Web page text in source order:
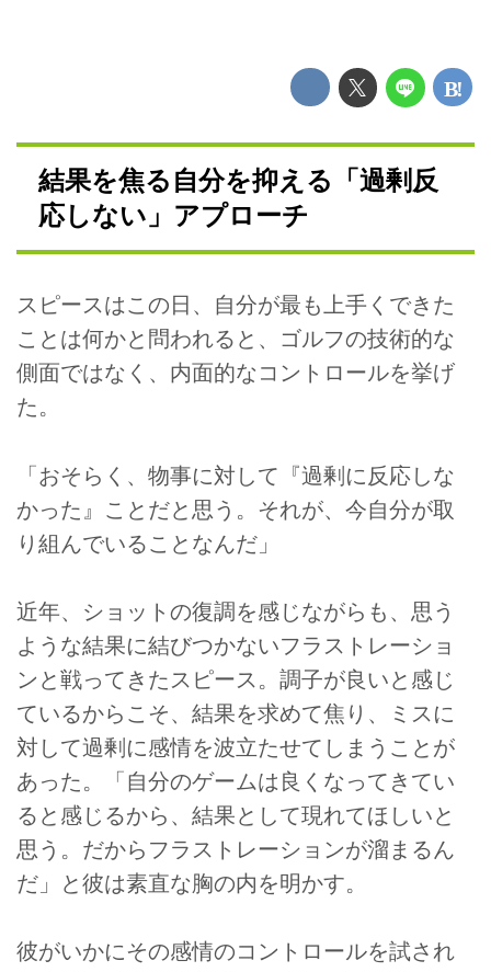
結果を焦る自分を抑える「過剰反
応しない」アプローチ
スピースはこの日、自分が最も上手くできた
ことは何かと問われると、ゴルフの技術的な
側面ではなく、内面的なコントロールを挙げ
た。
「おそらく、物事に対して『過剰に反応しな
かった』ことだと思う。それが、今自分が取
り組んでいることなんだ」
近年、ショットの復調を感じながらも、思う
ような結果に結びつかないフラストレーショ
ンと戦ってきたスピース。調子が良いと感じ
ているからこそ、結果を求めて焦り、ミスに
対して過剰に感情を波立たせてしまうことが
あった。「自分のゲームは良くなってきてい
ると感じるから、結果として現れてほしいと
思う。だからフラストレーションが溜まるん
だ」と彼は素直な胸の内を明かす。
彼がいかにその感情のコントロールを試され